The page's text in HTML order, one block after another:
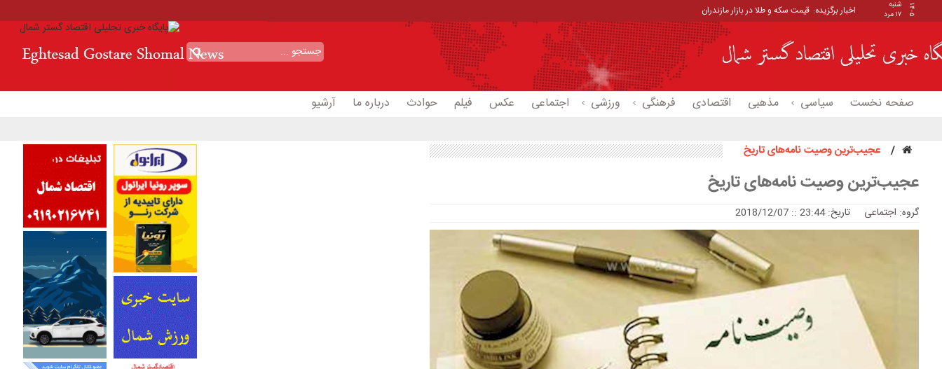
۱۴۰۵
شنبه
۱۷ مرد
اخبار برگزیده: _
صفحه نخست سیاسی مذهبی اقتصادی فرهنگی ورزشی اجتماعی عکس فیلم حوادث درباره ما آرشیو
عجیب‌ترین وصیت نامه‌های تاریخ
عجیب‌ترین وصیت نامه‌های تاریخ
گروه: اجتماعی تاریخ: 23:44 :: 2018/12/07